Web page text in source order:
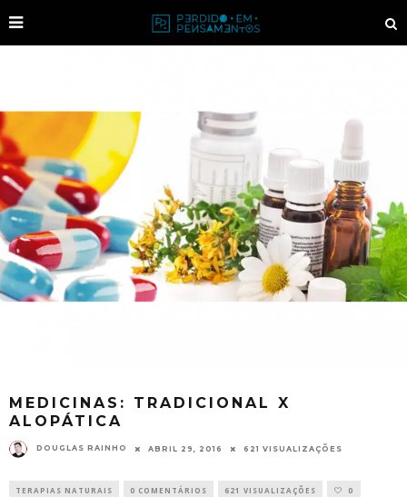
MEDICINAS: TRADICIONAL X
ALOPÁTICA
DOUGLAS RAINHO ABRIL 29, 2016 621 VISUALIZAÇÕES
TERAPIAS NATURAIS 0 COMENTÁRIOS 621 VISUALIZAÇÕES 0